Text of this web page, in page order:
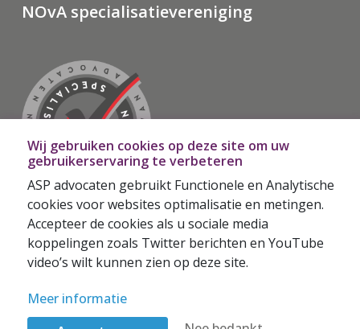
NOvA specialisatievereniging
De ASP is houder van het keurmerk Specialisatie-
vereniging van de Nederlandse Orde van Advocaten.
Meer informatie over de NOvA >>
compubase © 2026
Wij gebruiken cookies op deze site om uw
gebruikerservaring te verbeteren
ASP advocaten gebruikt Functionele en Analytische
cookies voor websites optimalisatie en metingen.
Accepteer de cookies als u sociale media
koppelingen zoals Twitter berichten en YouTube
video’s wilt kunnen zien op deze site.
Meer informatie